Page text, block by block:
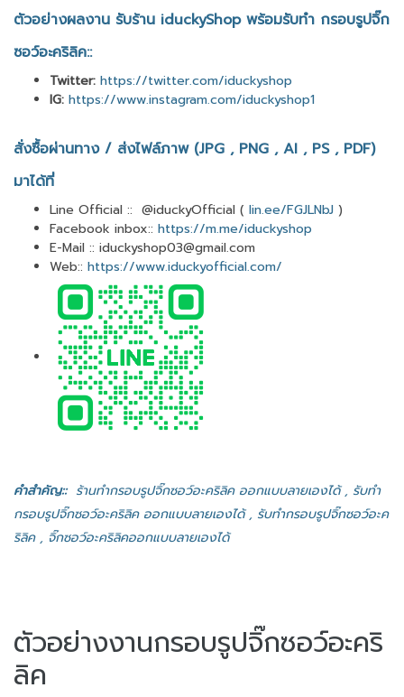
ตัวอย่างผลงาน รับร้าน iduckyShop พร้อมรับทำ กรอบรูปจิ๊ก
ซอว์อะคริลิค::
Twitter: https://twitter.com/iduckyshop
IG: https://www.instagram.com/iduckyshop1
สั่งซื้อผ่านทาง / ส่งไฟล์ภาพ (JPG , PNG , AI , PS , PDF)
มาได้ที่
Line Official :: @iduckyOfficial ( lin.ee/FGJLNbJ )
Facebook inbox:: https://m.me/iduckyshop
E-Mail :: iduckyshop03@gmail.com
Web:: https://www.iduckyofficial.com/
คำสำคัญ:: ร้านทำกรอบรูปจิ๊กซอว์อะคริลิค ออกแบบลายเองได้ , รับทำ
กรอบรูปจิ๊กซอว์อะคริลิค ออกแบบลายเองได้ , รับทำกรอบรูปจิ๊กซอว์อะค
ริลิค , จิ๊กซอว์อะคริลิคออกแบบลายเองได้
ตัวอย่างงานกรอบรูปจิ๊กซอว์อะคริ
ลิค